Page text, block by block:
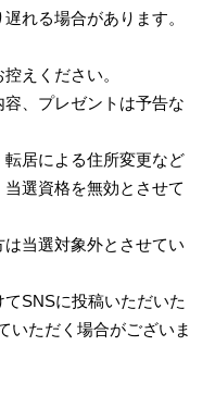
れる場合があります。
えください。
容、プレゼントは予告な
転居による住所変更など
選資格を無効とさせて
は当選対象外とさせてい
SNSに投稿いただいた
いただく場合がございま